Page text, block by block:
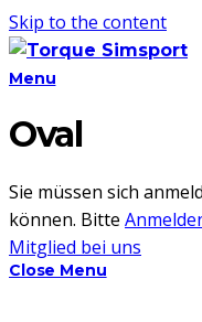
Skip to the content
Menu
Oval
Sie müssen sich
können. Bitte
Mitglied bei uns
Close Menu